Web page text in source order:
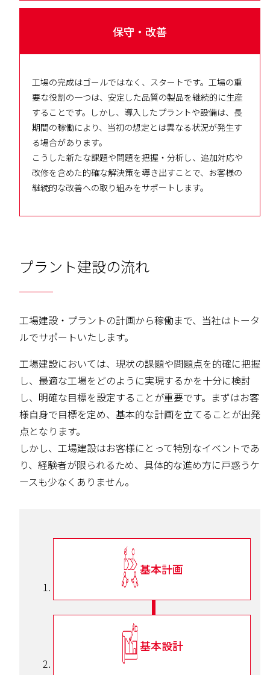
保守・改善
工場の完成はゴールではなく、スタートです。工場の重
要な役割の一つは、安定した品質の製品を継続的に生産
することです。しかし、導入したプラントや設備は、長
期間の稼働により、当初の想定とは異なる状況が発生す
る場合があります。
こうした新たな課題や問題を把握・分析し、追加対応や
改修を含めた的確な解決策を導き出すことで、お客様の
継続的な改善への取り組みをサポートします。
プラント建設の流れ
工場建設・プラントの計画から稼働まで、当社はトータ
ルでサポートいたします。
工場建設においては、現状の課題や問題点を的確に把握
し、最適な工場をどのように実現するかを十分に検討
し、明確な目標を設定することが重要です。まずはお客
様自身で目標を定め、基本的な計画を立てることが出発
点となります。
しかし、工場建設はお客様にとって特別なイベントであ
り、経験者が限られるため、具体的な進め方に戸惑うケ
ースも少なくありません。
基本計画
基本設計